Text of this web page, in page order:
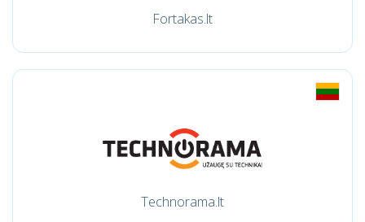
Fortakas.lt
Technorama.lt